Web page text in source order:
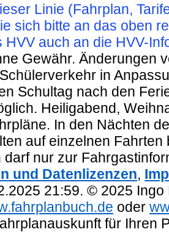
Linie (Fahrplan,
sich bitte an das oben
HVV auch an die HVV-
Gewähr. Änderungen
in
Schultag nach den
Heiligabend,
In den Nächten
auf einzelnen
nur zur
und Datenlizenzen,
21:59. © 2025
oder
für Ihren